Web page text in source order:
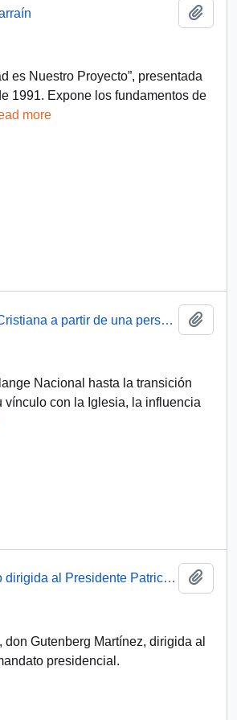
es Nuestro Proyecto”, presentada
1991. Expone los fundamentos de
more
Reflexión acerca de la Identidad y Proyecto de la Democracia Cristiana a partir de una perspectiva histórica
Nacional hasta la transición
vínculo con la Iglesia, la influencia
[Carta del Presidente Nacional del Partido Demócrata Cristiano dirigida al Presidente Patricio Aylwin]
Gutenberg Martínez, dirigida al
presidencial.